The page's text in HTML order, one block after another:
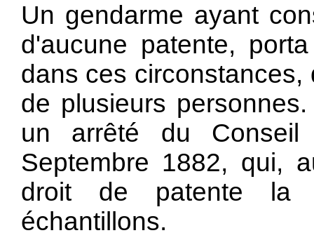
Un gendarme ayant
d'aucune patente,
dans ces
de plusieurs
un arrêté du
Septembre 1882, qui,
droit de patente la
échantillons.